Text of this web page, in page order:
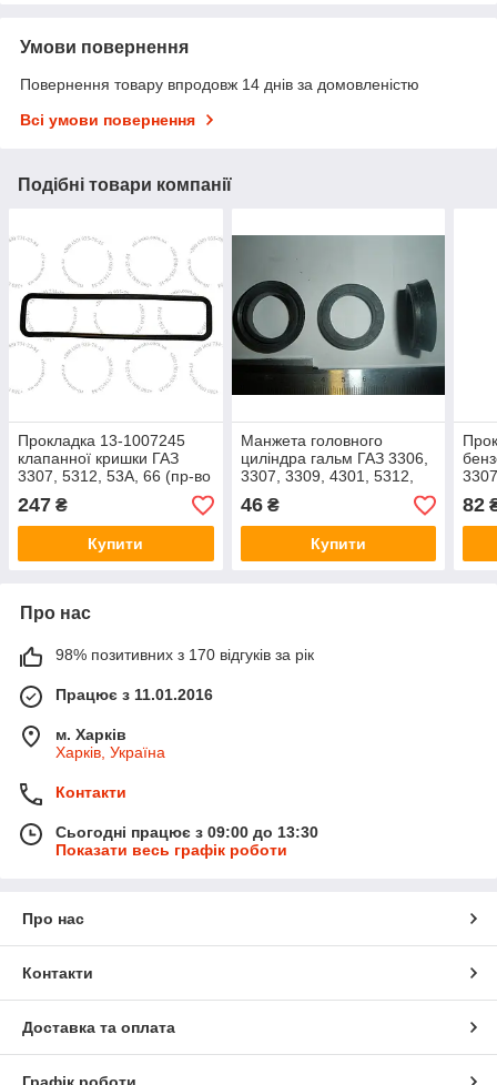
Умови повернення
Повернення товару впродовж 14 днів за домовленістю
Всі умови повернення
Подібні товари компанії
Прокладка 13-1007245
клапанної кришки ГАЗ
3307, 5312, 53А, 66 (пр-во
СЗРТ)
247 ₴
Купити
Манжета головного
циліндра гальм ГАЗ 3306,
3307, 3309, 4301, 5312,
52,53,66(12-3501051,
Д=32 мм, пр-під СЗРТ)
46₴
Купити
(12-
82
Про нас
98% позитивних з 170 відгуків за рік
Працює з 11.01.2016
м. Харків
Харків, Україна
Контакти
Сьогодні працює з 09:00 до 13:30
Показати весь графік роботи
Про нас
Контакти
Доставка та оплата